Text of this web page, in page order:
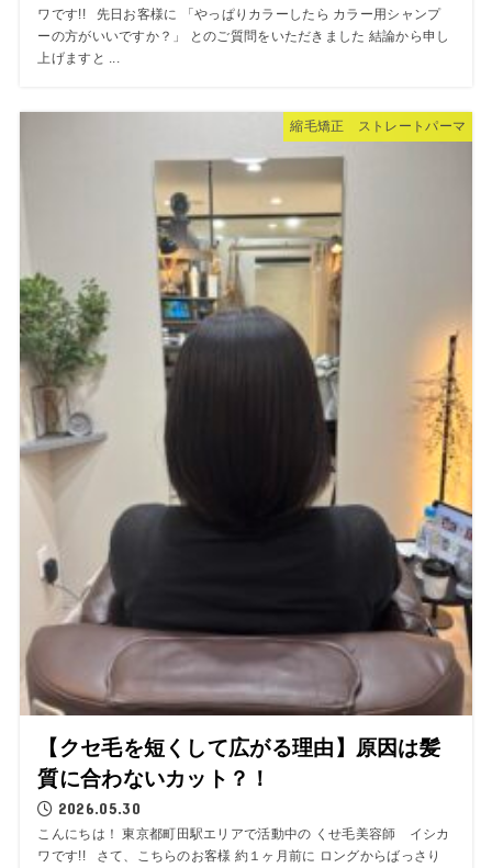
ワです!! 先日お客様に 「やっぱりカラーしたら カラー用シャンプ
ーの方がいいですか？」 とのご質問をいただきました 結論から申し
上げますと ...
縮毛矯正 ストレートパーマ
【クセ毛を短くして広がる理由】原因は髪
質に合わないカット？！
2026.05.30
こんにちは！ 東京都町田駅エリアで活動中の くせ毛美容師 イシカ
ワです!! さて、こちらのお客様 約１ヶ月前に ロングからばっさり